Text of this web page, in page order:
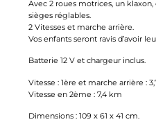
Avec 2 roues motrices, un
sièges réglables.
2 Vitesses et marche arrière.
Vos enfants seront ravis d’avoir
Batterie 12 V et chargeur inclus.
Vitesse : 1ère et marche arrière :
Vitesse en 2ème : 7,4 km
Dimensions : 109 x 61 x 41 cm.